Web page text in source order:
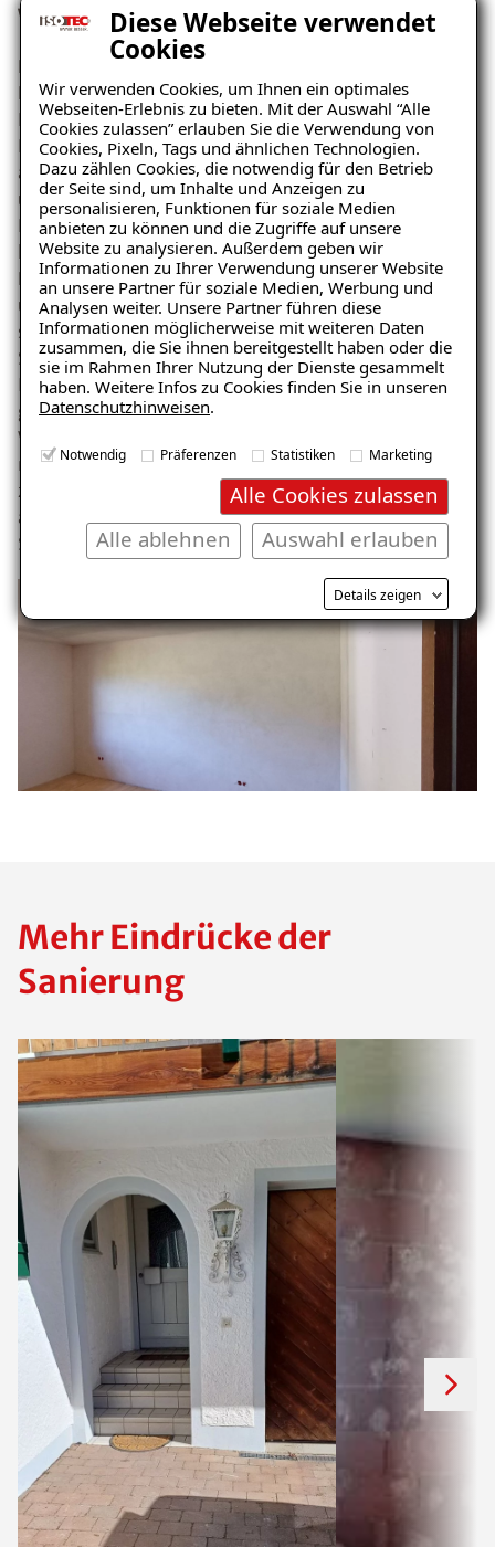
Diese Webseite verwendet
Cookies
Wir verwenden Cookies, um Ihnen ein optimales
Webseiten-Erlebnis zu bieten. Mit der Auswahl “Alle
Cookies zulassen” erlauben Sie die Verwendung von
Cookies, Pixeln, Tags und ähnlichen Technologien.
Dazu zählen Cookies, die notwendig für den Betrieb
der Seite sind, um Inhalte und Anzeigen zu
personalisieren, Funktionen für soziale Medien
anbieten zu können und die Zugriffe auf unsere
Website zu analysieren. Außerdem geben wir
Informationen zu Ihrer Verwendung unserer Website
an unsere Partner für soziale Medien, Werbung und
Analysen weiter. Unsere Partner führen diese
Informationen möglicherweise mit weiteren Daten
zusammen, die Sie ihnen bereitgestellt haben oder die
sie im Rahmen Ihrer Nutzung der Dienste gesammelt
haben. Weitere Infos zu Cookies finden Sie in unseren
Datenschutzhinweisen.
Notwendig Präferenzen Statistiken Marketing
Alle Cookies zulassen
Auswahl erlauben
Alle ablehnen
Details zeigen
Wohnqualität in Burgberg
Nach der erfolgreichen Sanierung durch den ISOTEC-
Fachbetrieb sind die Außenwände der Wohnung in
Burgberg nun deutlich wärmer. Dies verhindert die
Bildung von Kondensationsfeuchtigkeit und damit
auch von Schimmel. Die Wohnung ist nun schimmelfrei
und bietet den Bewohnern ein gesundes Wohnumfeld.
Besonders das Schlafzimmer, das zuvor betroffen war,
kann nun wieder bedenkenlos genutzt werden. Die
Eigentümerin ist äußerst zufrieden mit dem Ergebnis
und der professionellen Durchführung der Arbeiten. Sie
schätzt die langfristige Lösung, die ihr nicht nur
Sicherheit, sondern auch eine Wertsteigerung ihrer
Immobilie bietet. Die Mieter können nun in einem
gesunden Umfeld leben, was die Vermietbarkeit der
Wohnung langfristig sichert. Die Sanierung hat nicht
nur die aktuellen Probleme gelöst, sondern auch
zukünftigen Schäden vorgebeugt, was der Kundin und
auch den Bewohnern ein beruhigendes Gefühl von
Sicherheit gibt.
Mehr Eindrücke der
Sanierung
Ratgeber „Sofort-Tipps gegen
Feuchtigkeit“
– jetzt kostenlos
herunterladen!
E-Mail eingeben
Kostenlosen Ratgeber anfordern
Voraussetzung für den Erhalt des kostenfreien
Ratgebers ist die Anmeldung zu unserem Newsletter.